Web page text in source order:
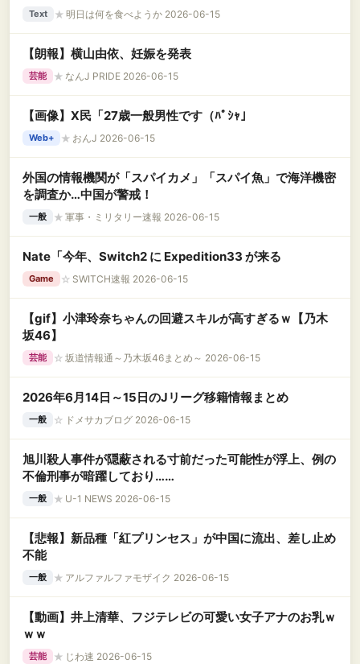
Text ★ 明日は何を食べようか 2026-06-15
【朗報】横山由依、妊娠を発表
芸能 ★ なんJ PRIDE 2026-06-15
【画像】X民「27歳一般男性です（ﾊﾟｼｬ」
Web+ ★ おんJ 2026-06-15
外国の情報機関が「スパイカメ」「スパイ魚」で海洋機密
を調査か…中国が警戒！
一般 ★ 軍事・ミリタリー速報 2026-06-15
Nate「今年、Switch2 に Expedition33 が来る
Game ☆ SWITCH速報 2026-06-15
【gif】小津玲奈ちゃんの回避スキルが高すぎるｗ【乃木
坂46】
芸能 ☆ 坂道情報通～乃木坂46まとめ～ 2026-06-15
2026年6月14日～15日のJリーグ移籍情報まとめ
一般 ☆ ドメサカブログ 2026-06-15
旭川殺人事件が隠蔽される寸前だった可能性が浮上、例の
不倫刑事が暗躍しており……
一般 ★ U-1 NEWS 2026-06-15
【悲報】新品種「紅プリンセス」が中国に流出、差し止め
不能
一般 ★ アルファルファモザイク 2026-06-15
【動画】井上清華、フジテレビの可愛い女子アナのお乳ｗ
ｗｗ
芸能 ★ じわ速 2026-06-15